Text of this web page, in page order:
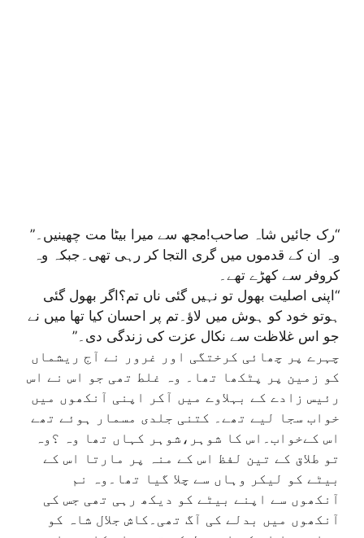
“رک جائیں شاہ صاحب!مجھ سے میرا بیٹا مت چھینیں۔”
وہ ان کے قدموں میں گری التجا کر رہی تھی۔جبکہ وہ
کروفر سے کھڑے تھے۔
“اپنی اصلیت بھول تو نہیں گئی ناں تم؟اگر بھول گئی
ہوتو خود کو ہوش میں لاؤ۔تم پر احسان کیا تھا میں نے
جو اس غلاظت سے نکال عزت کی زندگی دی۔”
چہرے پر چھائی کرختگی اور غرور نے آج ریشماں
کو زمین پر پٹکھا تھا۔ وہ غلط تھی جو اس نے اس
رئیس زادے کے بہلاوے میں آکر اپنی آنکھوں میں
خواب سجا لیے تھے۔ کتنی جلدی مسمار ہوئے تھے
اس کےخواب۔اس کا شوہر،شوہر کہاں تھا وہ ؟وہ
تو طلاق کے تین لفظ اس کے منہ پر مارتا اس کے
بیٹے کو لیکر وہاں سے چلا گیا تھا۔وہ نم
آنکھوں سے اپنے بیٹے کو دیکھ رہی تھی جس کی
آنکھوں میں بدلے کی آگ تھی۔کاش جلال شاہ کو